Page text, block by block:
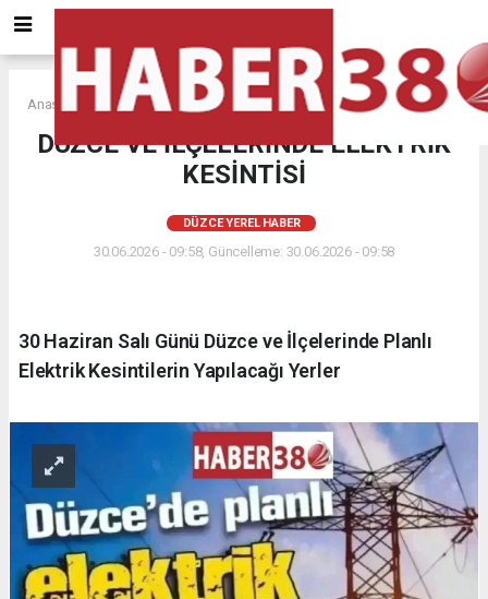
Anasayfa DÜZCE YEREL HABER
DÜZCE VE İLÇELERİNDE ELEKTRİK
KESİNTİSİ
DÜZCE YEREL HABER
30.06.2026 - 09:58, Güncelleme: 30.06.2026 - 09:58
30 Haziran Salı Günü Düzce ve İlçelerinde Planlı
Elektrik Kesintilerin Yapılacağı Yerler